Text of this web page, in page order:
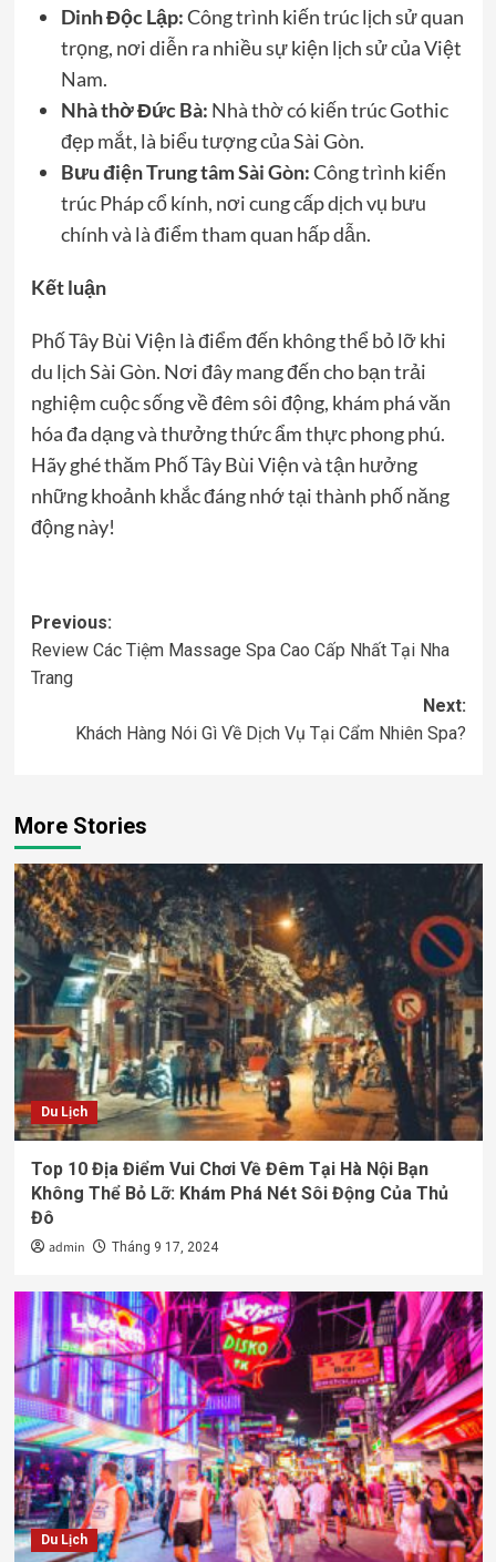
Dinh Độc Lập:Công trình kiến trúc lịch sử quan
trọng, nơi diễn ra nhiều sự kiện lịch sử của Việt
Nam.
Nhà thờ Đức Bà: Nhà thờ có kiến trúc Gothic
đẹp mắt, là biểu tượng của Sài Gòn.
Bưu điện Trung tâm Sài Gòn:Công trình kiến
trúc Pháp cổ kính, nơi cung cấp dịch vụ bưu
chính và là điểm tham quan hấp dẫn.
Kết luận
Phố Tây Bùi Viện là điểm đến không thể bỏ lỡ khi
du lịch Sài Gòn. Nơi đây mang đến cho bạn trải
nghiệm cuộc sống về đêm sôi động, khám phá văn
hóa đa dạng và thưởng thức ẩm thực phong phú.
Hãy ghé thăm Phố Tây Bùi Viện và tận hưởng
những khoảnh khắc đáng nhớ tại thành phố năng
động này!
Post
navigation
Previous:
Review Các Tiệm Massage Spa Cao Cấp Nhất Tại Nha
Trang
Next:
Khách Hàng Nói Gì Về Dịch Vụ Tại Cẩm Nhiên Spa?
More Stories
Du Lịch
Top 10 Địa Điểm Vui Chơi Về Đêm Tại Hà Nội Bạn
Không Thể Bỏ Lỡ: Khám Phá Nét Sôi Động Của Thủ
Đô
admin Tháng 9 17, 2024
Du Lịch